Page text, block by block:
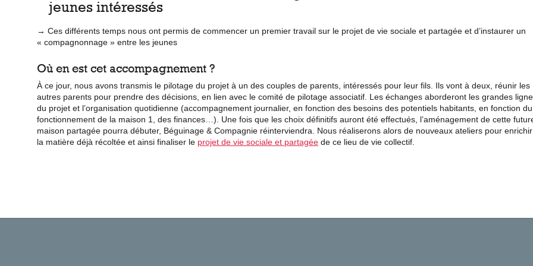
jeunes intéressés
→ Ces différents temps nous ont permis de commencer un premier travail sur le projet de vie sociale et partagée et d’instaurer un
« compagnonnage » entre les jeunes
Où en est cet accompagnement ?
À ce jour, nous avons transmis le pilotage du projet à un des couples de parents, intéressés pour leur fils. Ils vont à deux, réunir les
autres parents pour prendre des décisions, en lien avec le comité de pilotage associatif. Les échanges aborderont les grandes
du projet et l’organisation quotidienne (accompagnement journalier, en fonction des besoins des potentiels habitants, en fonction du
fonctionnement de la maison 1, des finances…). Une fois que les choix définitifs auront été effectués, l’aménagement de cette
maison partagée pourra débuter, Béguinage & Compagnie réinterviendra. Nous réaliserons alors de nouveaux ateliers pour enrichir
la matière déjà récoltée et ainsi finaliser le projet de vie sociale et partagée de ce lieu de vie collectif.